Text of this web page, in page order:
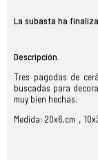
La subasta ha
Descripción.
Tres pagodas de
buscadas para
muy bien hechas.
Medida: 20x6,cm，